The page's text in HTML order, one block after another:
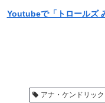
Youtubeで「トロールズ
アナ・ケンドリック